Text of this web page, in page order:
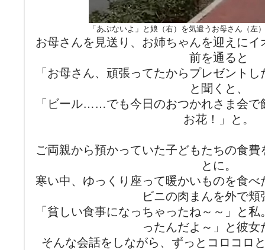
「あぶないよ」と娘（右）を気遣うお母さん（左）
お母さんを見送り、お姉ちゃんを迎えに
前を通ると
「お母さん、頑張ってたからプレゼント
と聞くと、
「ビール……でも今日のおつかれさま会で
お花！」と。
ご両親から預かっていた子どもたちの食
とに。
寒い中、ゆっくり座って暖かいものを食
ビニの肉まんを外で頬
「貧しい食事になっちゃったね～～」と
ったんだよ～」と彼女
そんな会話をしながら、ずっとコロコロ